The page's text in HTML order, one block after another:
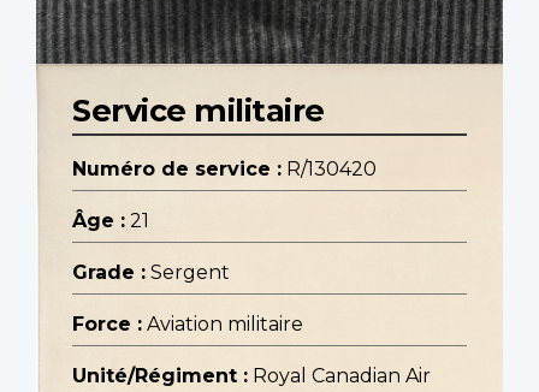
Service militaire
Numéro de service : R/130420
Âge : 21
Grade : Sergent
Force : Aviation militaire
Unité/Régiment : Royal Canadian Air